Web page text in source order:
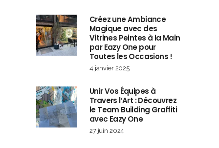
Créez une Ambiance
Magique avec des
Vitrines Peintes à la Main
par Eazy One pour
Toutes les Occasions !
4 janvier 2025
Unir Vos Équipes à
Travers l’Art : Découvrez
le Team Building Graffiti
avec Eazy One
27 juin 2024